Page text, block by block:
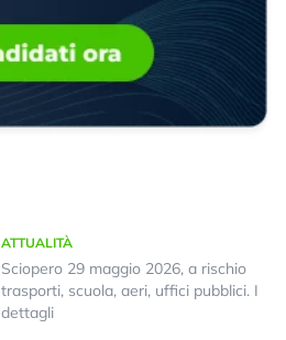
ATTUALITÀ
Sciopero 29 maggio 2026, a rischio
trasporti, scuola, aeri, uffici pubblici. I
dettagli